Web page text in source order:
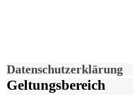
Datenschutzerklärung
Geltungsbereich